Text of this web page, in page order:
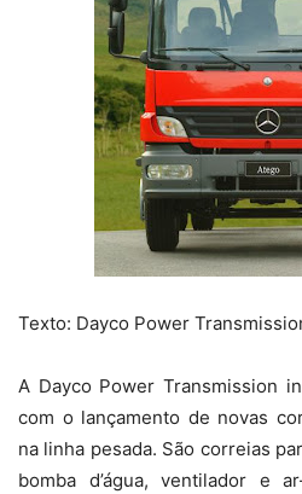
Texto: Dayco Power
A Dayco Power Transmission
com o lançamento de novas
na linha pesada. São correias
bomba d’água, ventilador e